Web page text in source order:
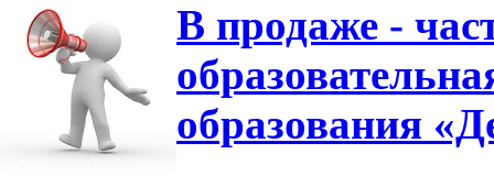
В продаже -
образования